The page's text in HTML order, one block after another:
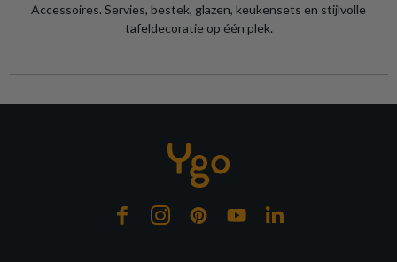
Accessoires. Servies, bestek, glazen, keukensets en stijlvolle
tafeldecoratie op één plek.